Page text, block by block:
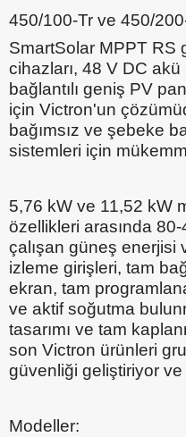
450/100-Tr ve 450/
SmartSolar MPPT RS
cihazları, 48 V DC
bağlantılı geniş PV
için Victron'un
bağımsız ve şebeke
sistemleri için
5,76 kW ve 11,52 kW
özellikleri arasında
çalışan güneş enerjisi
izleme girişleri, tam
ekran, tam
ve aktif soğutma
tasarımı ve tam
son Victron ürünleri
güvenliği geliştiriyor
Modeller: